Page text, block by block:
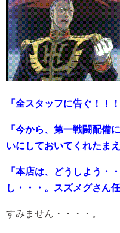
「全スタッフに告ぐ！！！
「今から、第一戦闘配備
いにしておいてくれたまえ
「本店は、どうしよう・
し・・・。スズメグさん
すみません・・・・。